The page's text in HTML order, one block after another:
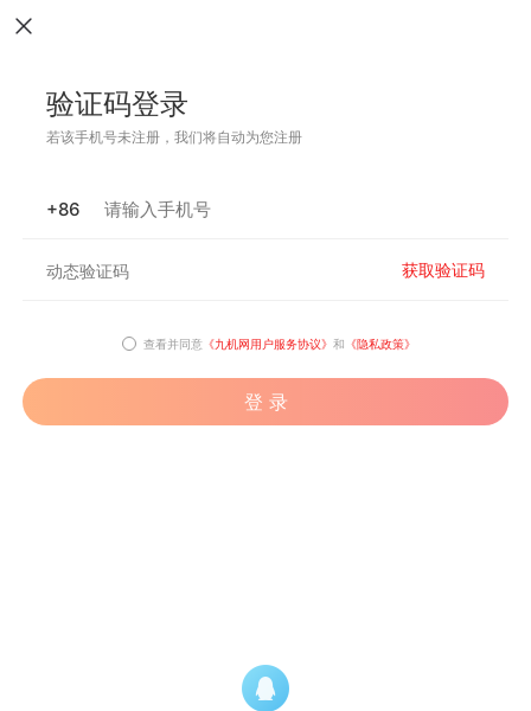
验证码登录
若该手机号未注册，我们将自动为您注册
+86
获取验证码
查看并同意 《九机网用户服务协议》 和 《隐私政策》
登 录